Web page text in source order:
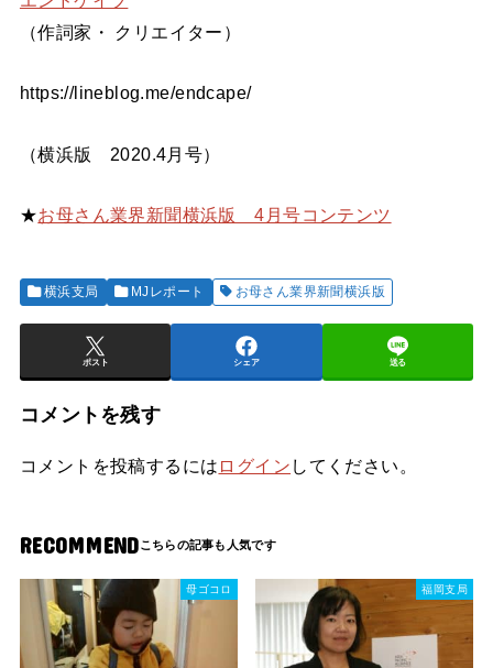
（作詞家・ クリエイター）
https://lineblog.me/endcape/
（横浜版 2020.4月号）
★お母さん業界新聞横浜版 4月号コンテンツ
横浜支局 MJレポート お母さん業界新聞横浜版
ポスト シェア 送る
コメントを残す
コメントを投稿するには ログイン してください。
RECOMMEND
母ゴコロ 福岡支局